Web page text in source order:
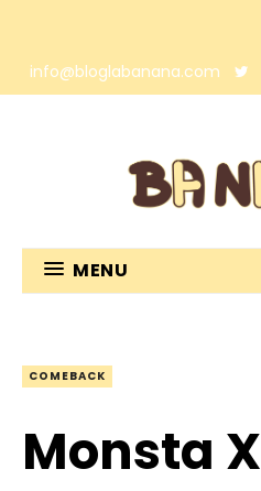
info@bloglabanana.com
MENU
COMEBACK
Monsta X